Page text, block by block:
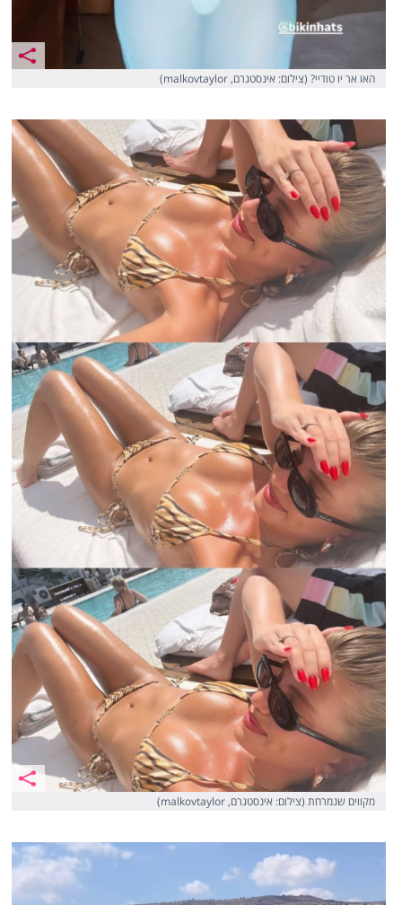
האו אר יו טודיי? (צילום: אינסטגרם, malkovtaylor)
מקווים שנמרחת (צילום: אינסטגרם, malkovtaylor)